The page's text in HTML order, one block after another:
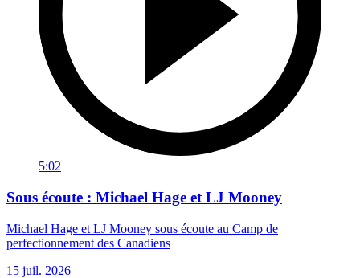
5:02
Sous écoute : Michael Hage et LJ Mooney
Michael Hage et LJ Mooney sous écoute au Camp de
perfectionnement des Canadiens
15 juil. 2026